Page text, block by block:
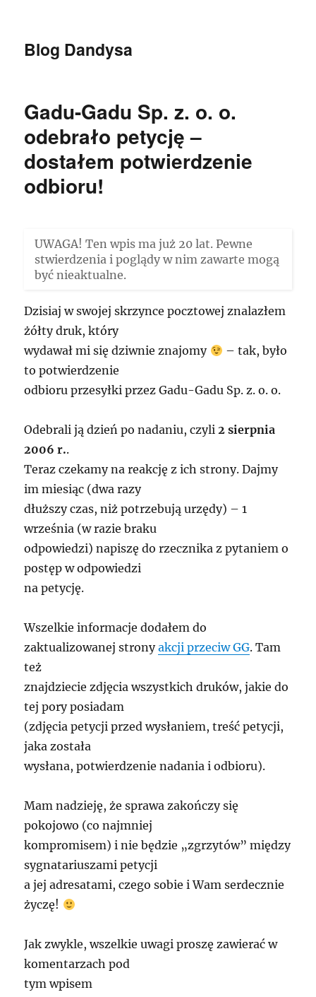
Blog Dandysa
Gadu-Gadu Sp. z. o. o.
odebrało petycję –
dostałem potwierdzenie
odbioru!
UWAGA! Ten wpis ma już 20 lat. Pewne
stwierdzenia i poglądy w nim zawarte mogą
być nieaktualne.
Dzisiaj w swojej skrzynce pocztowej znalazłem
żółty druk, który
wydawał mi się dziwnie znajomy
– tak, było
to potwierdzenie
odbioru przesyłki przez Gadu-Gadu Sp. z. o. o.
Odebrali ją dzień po nadaniu, czyli2 sierpnia
2006 r..
Teraz czekamy na reakcję z ich strony. Dajmy
im miesiąc (dwa razy
dłuższy czas, niż potrzebują urzędy) – 1
września (w razie braku
odpowiedzi) napiszę do rzecznika z pytaniem o
postęp w odpowiedzi
na petycję.
Wszelkie informacje dodałem do
zaktualizowanej stronyakcji przeciw GG. Tam
też
znajdziecie zdjęcia wszystkich druków, jakie do
tej pory posiadam
(zdjęcia petycji przed wysłaniem, treść petycji,
jaka została
wysłana, potwierdzenie nadania i odbioru).
Mam nadzieję, że sprawa zakończy się
pokojowo (co najmniej
kompromisem) i nie będzie „zgrzytów” między
sygnatariuszami petycji
a jej adresatami, czego sobie i Wam serdecznie
życzę!
Jak zwykle, wszelkie uwagi proszę zawierać w
komentarzach pod
tym wpisem